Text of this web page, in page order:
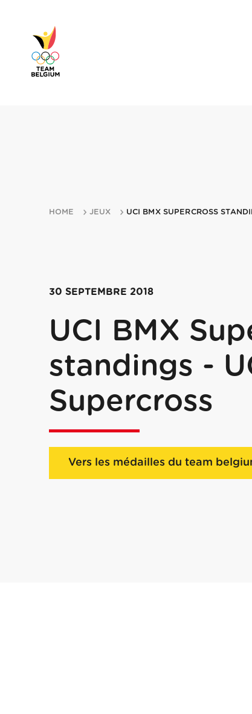
HOME JEUX UCI BMX SUPERCROSS
30 SEPTEMBRE 2018
UCI BMX
standings -
Supercross
Vers les médailles du team